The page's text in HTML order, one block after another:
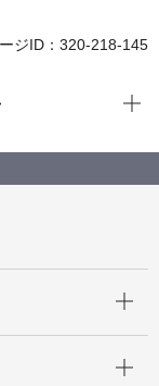
ジID：320-218-145
・早朝接種及び
せ
現在